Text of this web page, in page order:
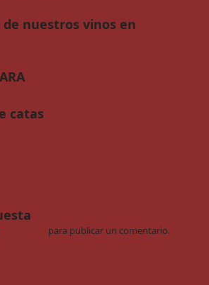
nuestros vinos en
catas
para publicar un comentario.